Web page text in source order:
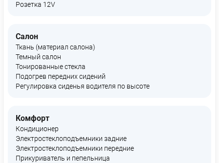
Розетка 12V
Салон
Ткань (материал салона)
Темный салон
Тонированные стекла
Подогрев передних сидений
Регулировка сиденья водителя по высоте
Комфорт
Кондиционер
Электростеклоподъемники задние
Электростеклоподъемники передние
Прикуриватель и пепельница